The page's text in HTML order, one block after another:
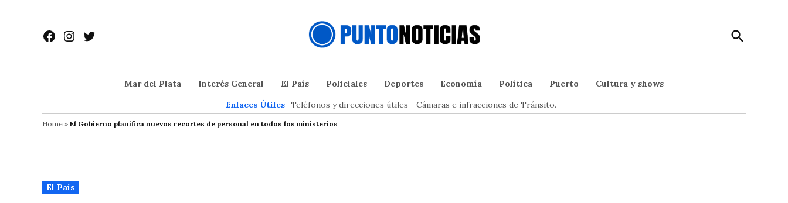
contenido
Facebook
Instagram
Twitter
Open
Search
Mar del Plata Interés General El País Policiales Deportes Economía Política Puerto
Cultura y shows
Enlaces Útiles Teléfonos y direcciones útiles Cámaras e infracciones de Tránsito.
Home » El Gobierno planifica nuevos recortes de personal en todos los ministerios
Publicado
en
El País